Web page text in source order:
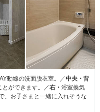
動線の洗面脱衣室。／中央・ 背
ができます。／右・ 浴室換気
、お子さまと一緒に入れそうな